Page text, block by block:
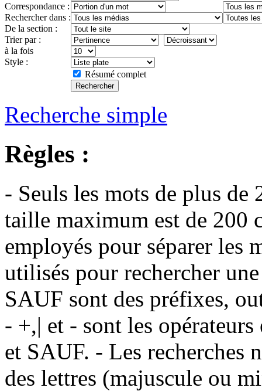
Correspondance :
Rechercher dans :
De la section :
Trier par :
à la fois
Style :
Résumé complet
Recherche simple
Règles :
- Seuls les mots de plus de
taille maximum est de 200
employés pour séparer les
utilisés pour rechercher
SAUF sont des préfixes,
- +,| et - sont les
et SAUF. - Les recherches
des lettres (majuscule ou